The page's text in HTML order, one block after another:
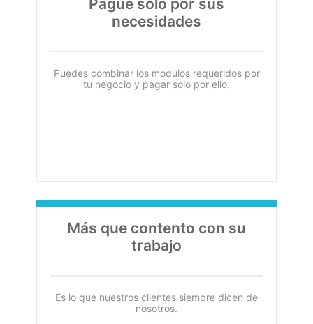
Pague sólo por sus
necesidades
Puedes combinar los modulos requeridos por
tu negocio y pagar solo por ello.
Más que contento con su
trabajo
Es lo que nuestros clientes siempre dicen de
nosotros.